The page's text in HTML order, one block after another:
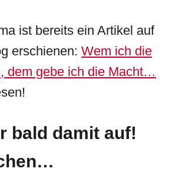
ist bereits ein Artikel auf
erschienen: Wem ich die
dem gebe ich die Macht…
bald damit auf!